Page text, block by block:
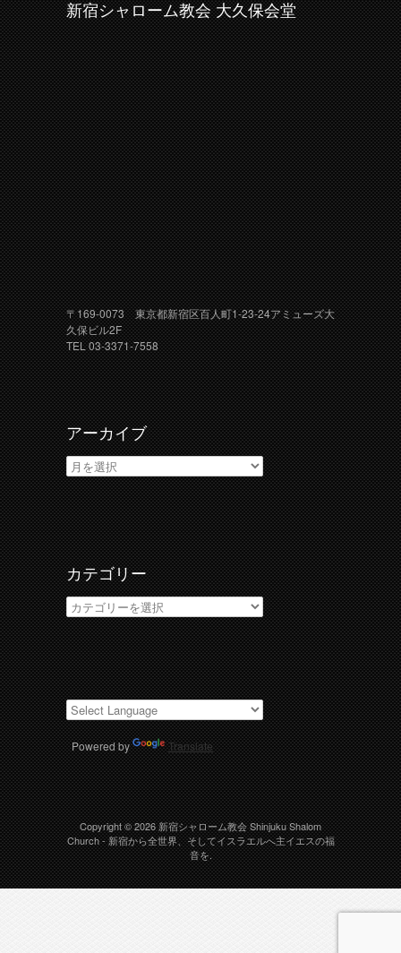
新宿シャローム教会 大久保会堂
〒169-0073 東京都新宿区百人町1-23-24アミューズ大
久保ビル2F
TEL 03-3371-7558
アーカイブ
ア
ー
カ
イ
ブ
カテゴリー
カ
テ
ゴ
リ
ー
Powered by Translate
Copyright © 2026新宿シャローム教会 Shinjuku Shalom
Church- 新宿から全世界、そしてイスラエルへ主イエスの福
音を.